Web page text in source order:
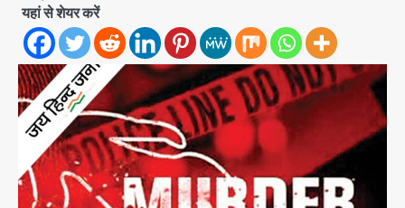
यहां से शेयर करें
2
Team JHJ
अब पहला स्थान हासिल करना लक्ष्य: डीएम
Team JHJ